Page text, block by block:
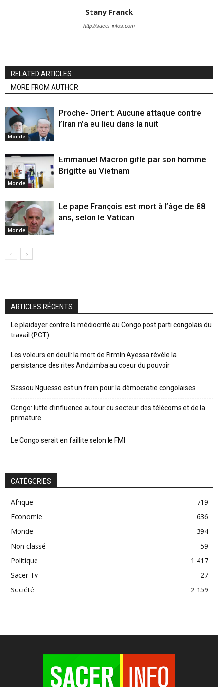
Stany Franck
http://sacer-infos.com
RELATED ARTICLES
MORE FROM AUTHOR
Monde
Proche- Orient: Aucune attaque contre
l’Iran n’a eu lieu dans la nuit
Monde
Emmanuel Macron giflé par son homme
Brigitte au Vietnam
Monde
Le pape François est mort à l’âge de 88
ans, selon le Vatican
ARTICLES RÉCENTS
Le plaidoyer contre la médiocrité au Congo post parti congolais du
travail (PCT)
Les voleurs en deuil: la mort de Firmin Ayessa révèle la
persistance des rites Andzimba au coeur du pouvoir
Sassou Nguesso est un frein pour la démocratie congolaises
Congo: lutte d’influence autour du secteur des télécoms et de la
primature
Le Congo serait en faillite selon le FMI
CATÉGORIES
Afrique
719
Economie
636
Monde
394
Non classé
59
Politique
1 417
Sacer Tv
27
Société
2 159